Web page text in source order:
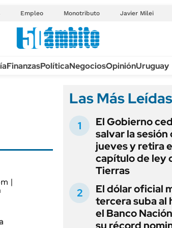
Empleo Monotributo Javier Milei
EDICTOS
LICITACIONES
CUADROS
RECALL
EDICIÓN IMPRESA
FinanzasPolíticaNegociosOpiniónUruguay
Las Más Leídas
El Gobierno
salvar la sesión
jueves y retira
capítulo de ley
Tierras
El dólar oficial
tercera suba al
el Banco